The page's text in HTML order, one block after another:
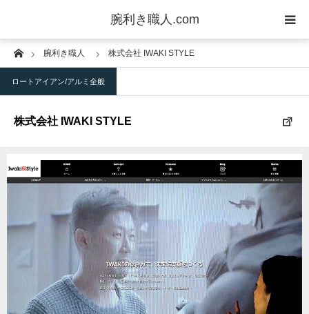
腕利き職人.com
Home腕利き職人 株式会社 IWAKI STYLE
ロートアイアン/アルミ全般
株式会社 IWAKI STYLE
業者一覧
ご利用方法
お客様の声